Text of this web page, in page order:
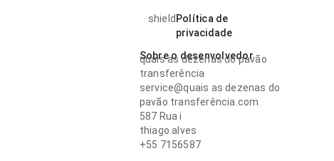
shield Política de
privacidade
Sobre o desenvolvedor
quais as dezenas do pavão
transferência
service@quais as dezenas do
pavão transferência.com
587 Rua i
thiago.alves
+55 7156587